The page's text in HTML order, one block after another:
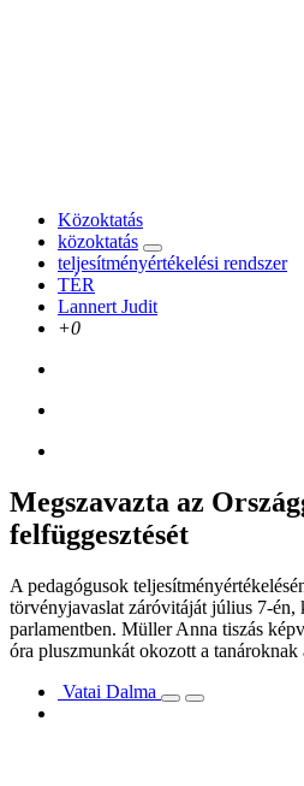
Közoktatás
közoktatás
teljesítményértékelési rendszer
TÉR
Lannert Judit
+0
Megszavazta az
felfüggesztését
A pedagógusok
törvényjavaslat záróvitáját július 7-én,
parlamentben. Müller Anna tiszás
óra pluszmunkát okozott a tanároknak
Vatai Dalma